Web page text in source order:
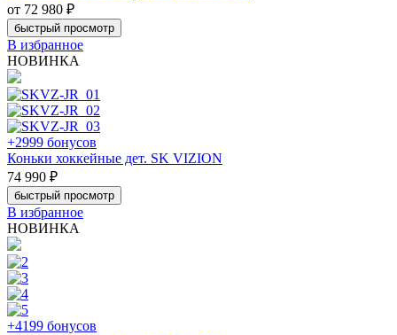
от 72 980 ₽
быстрый просмотр
В избранное
НОВИНКА
+2999 бонусов
Коньки хоккейные дет. SK VIZION
74 990 ₽
быстрый просмотр
В избранное
НОВИНКА
+4199 бонусов